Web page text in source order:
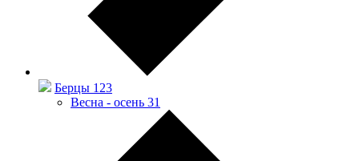
Берцы 123
Весна - осень 31